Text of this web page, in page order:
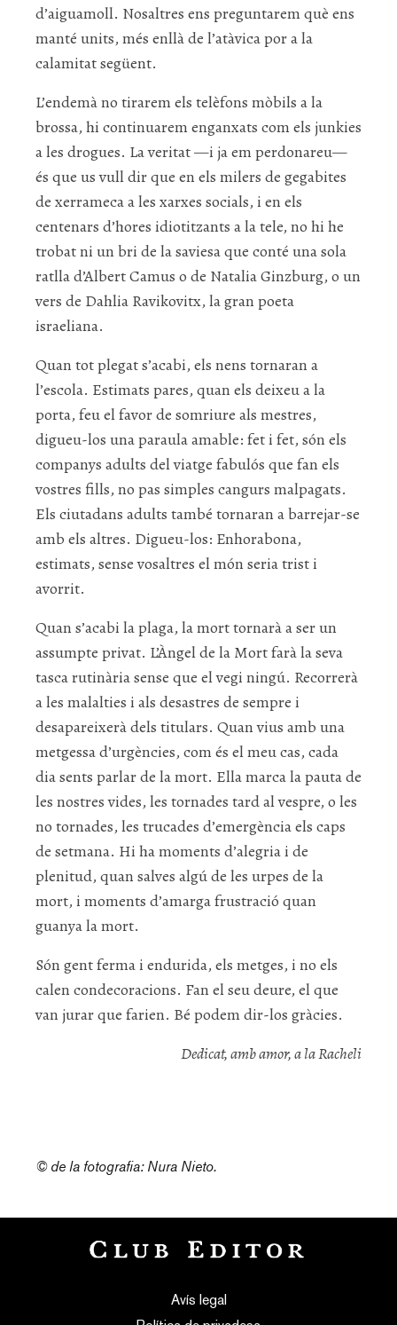
d’aiguamoll. Nosaltres ens preguntarem què ens
manté units, més enllà de l’atàvica por a la
calamitat següent.
L’endemà no tirarem els telèfons mòbils a la
brossa, hi continuarem enganxats com els junkies
a les drogues. La veritat —i ja em perdonareu—
és que us vull dir que en els milers de gegabites
de xerrameca a les xarxes socials, i en els
centenars d’hores idiotitzants a la tele, no hi he
trobat ni un bri de la saviesa que conté una sola
ratlla d’Albert Camus o de Natalia Ginzburg, o un
vers de Dahlia Ravikovitx, la gran poeta
israeliana.
Quan tot plegat s’acabi, els nens tornaran a
l’escola. Estimats pares, quan els deixeu a la
porta, feu el favor de somriure als mestres,
digueu-los una paraula amable: fet i fet, són els
companys adults del viatge fabulós que fan els
vostres fills, no pas simples cangurs malpagats.
Els ciutadans adults també tornaran a barrejar-se
amb els altres. Digueu-los: Enhorabona,
estimats, sense vosaltres el món seria trist i
avorrit.
Quan s’acabi la plaga, la mort tornarà a ser un
assumpte privat. L’Àngel de la Mort farà la seva
tasca rutinària sense que el vegi ningú. Recorrerà
a les malalties i als desastres de sempre i
desapareixerà dels titulars. Quan vius amb una
metgessa d’urgències, com és el meu cas, cada
dia sents parlar de la mort. Ella marca la pauta de
les nostres vides, les tornades tard al vespre, o les
no tornades, les trucades d’emergència els caps
de setmana. Hi ha moments d’alegria i de
plenitud, quan salves algú de les urpes de la
mort, i moments d’amarga frustració quan
guanya la mort.
Són gent ferma i endurida, els metges, i no els
calen condecoracions. Fan el seu deure, el que
van jurar que farien. Bé podem dir-los gràcies.
Dedicat, amb amor, a la Racheli
© de la fotografia: Nura Nieto.
Avís legal